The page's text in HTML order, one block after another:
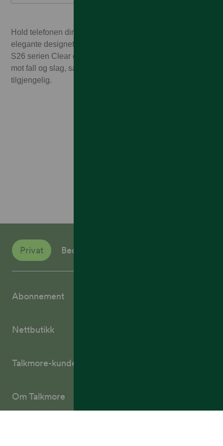
Hold telefonen din beskyttet mens det moderne og
elegante designet settes i fokus med Samsung Galaxy
S26 serien Clear deksel. Dekselet beskytter telefonen
mot fall og slag, samtidig som knapper holdes
tilgjengelig.
Privat Bedrift
Abonnement
Nettbutikk
Talkmore-kunder
Om Talkmore